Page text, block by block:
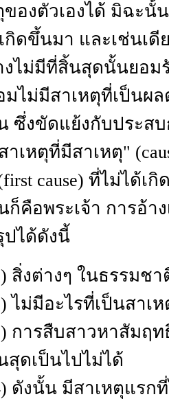
ของตัวเองได้ มิฉะ
เกิดขึ้นมา และเช่นเ
งไม่มีที่สิ้นสุดนั้นยอม
มไม่มีสาเหตุที่เป็นผ
ซึ่งขัดแย้งกับประส
าเหตุที่มีสาเหตุ" (
first cause) ที่ไม่ได้เกิ
ก็คือพระเจ้า การอ้า
ปได้ดังนี้
สิ่งต่างๆ ในธรรมช
ไม่มีอะไรที่เป็นสาเ
การสืบสาวหาสัมฤ
สุดเป็นไปไม่ได้
ดังนั้น มีสาเหตุแรก